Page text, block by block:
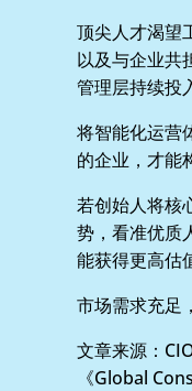
顶尖人才渴望
以及与企业共
管理层持续投
将智能化运营
的企业，才能
若创始人将核
势，看准优质
能获得更高估
市场需求充足
文章来源：
《Global